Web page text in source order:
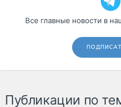
Все главные новости в
Публикации по